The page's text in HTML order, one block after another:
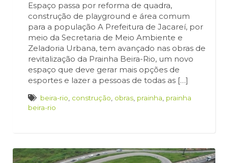
Espaço passa por reforma de quadra,
construção de playground e área comum
para a população A Prefeitura de Jacareí, por
meio da Secretaria de Meio Ambiente e
Zeladoria Urbana, tem avançado nas obras de
revitalização da Prainha Beira-Rio, um novo
espaço que deve gerar mais opções de
esportes e lazer a pessoas de todas as […]
beira-rio construção obras prainha prainha
beira-rio